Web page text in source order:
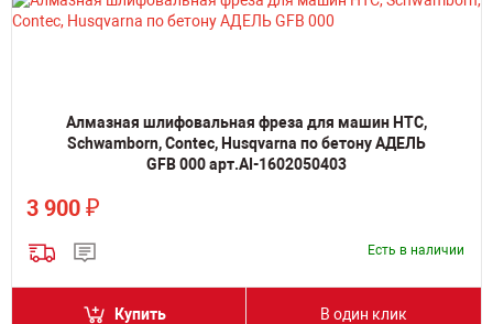
Алмазная шлифовальная фреза для машин HTC,
Schwamborn, Contec, Husqvarna по бетону АДЕЛЬ
GFB 000 арт.AI-1602050403
3 900 ₽
Есть в наличии
Купить В один клик